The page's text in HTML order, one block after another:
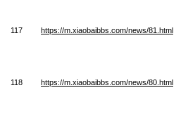
117 https://m.xiaobaibbs.com/news/81.html
118 https://m.xiaobaibbs.com/news/80.html